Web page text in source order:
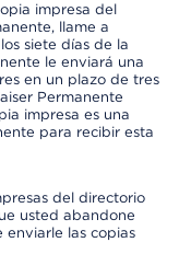
impresa del
llame a
siete días de la
le enviará una
en un plazo de tres
Permanente
impresa es una
para recibir esta
del directorio
usted abandone
enviarle las copias